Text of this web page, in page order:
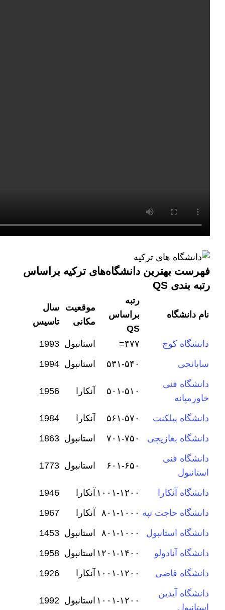
فهرست بهترین دانشگاه‌های ترکیه براساس
رتبه بندی QS
نام دانشگاه
رتبه
براساس
QS
موقعیت
مکانی
سال
تاسیس
دانشگاه کوچ ۴۷۷= استانبول 1993
سابانجی
۵۳۱-۵۴۰ استانبول 1994
دانشگاه فنی
خاورمیانه
۵۰۱-۵۱۰ آنکارا 1956
دانشگاه بیلکنت ۵۶۱-۵۷۰ آنکارا
1984
دانشگاه بغازیچی
۷۰۱-۷۵۰ استانبول 1863
دانشگاه فنی
استانبول
۶۰۱-۶۵۰ استانبول 1773
دانشگاه آنکارا ۱۰۰۱-۱۲۰۰ آنکارا
1946
دانشگاه حاجت تپه ۸۰۱-۱۰۰۰ آنکارا
1967
دانشگاه استانبول
۸۰۱-۱۰۰۰ استانبول 1453
دانشگاه آنادولو
۱۲۰۱-۱۴۰۰ استانبول 1958
دانشگاه قاضی
۱۰۰۱-۱۲۰۰ آنکارا
1926
دانشگاه آیدین
استانبول
۱۰۰۱-۱۲۰۰ استانبول 1992